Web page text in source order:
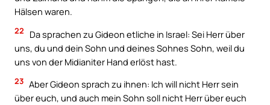
Hälsen waren.
22
Da sprachen zu Gideon etliche in Israel: Sei Herr über
uns, du und dein Sohn und deines Sohnes Sohn, weil du
uns von der Midianiter Hand erlöst hast.
23 Aber Gideon sprach zu ihnen: Ich will nicht Herr sein
über euch, und auch mein Sohn soll nicht Herr über euch